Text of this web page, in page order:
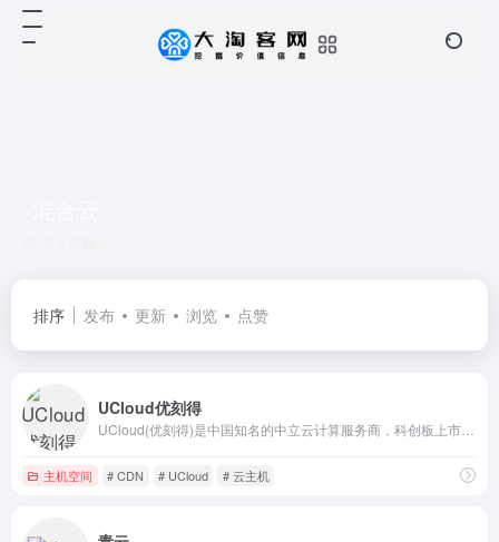
排序 发布 更新 浏览 点赞
UCloud优刻得
主机空间 # CDN # UCloud # 云主机